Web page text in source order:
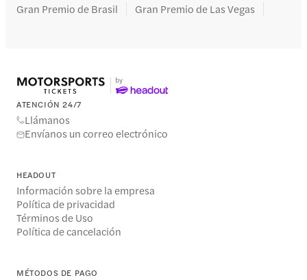
Gran Premio de Brasil
Gran Premio de Las Vegas
ATENCIÓN 24/7
Llámanos
Envíanos un correo electrónico
HEADOUT
Información sobre la empresa
Política de privacidad
Términos de Uso
Política de cancelación
MÉTODOS DE PAGO